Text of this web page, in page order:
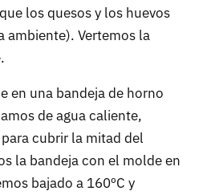
los quesos y los huevos
ambiente). Vertemos la
en una bandeja de horno
de agua caliente,
cubrir la mitad del
la bandeja con el molde en
bajado a 160ºC y